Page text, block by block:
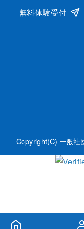
無料体験受付
Copyright(C) 一般社